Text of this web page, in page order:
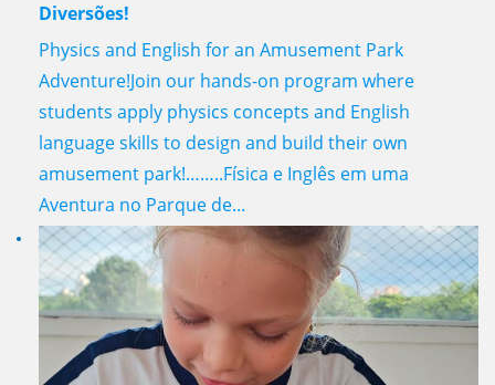
Diversões!
Physics and English for an Amusement Park
Adventure!Join our hands-on program where
students apply physics concepts and English
language skills to design and build their own
amusement park!……..Física e Inglês em uma
Aventura no Parque de...